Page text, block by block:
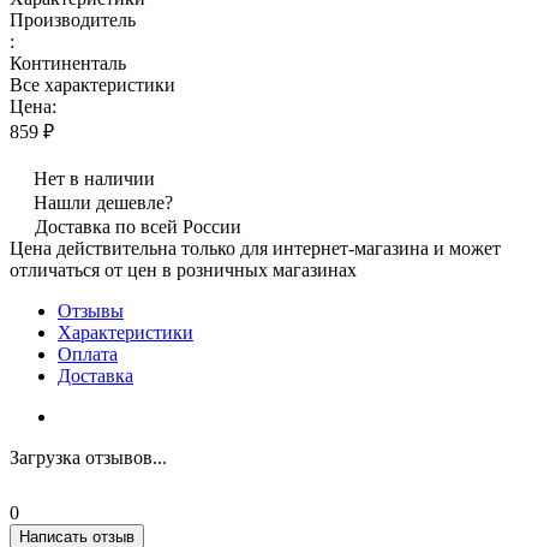
Производитель
:
Континенталь
Все характеристики
Цена:
859 ₽
Нет в наличии
Нашли дешевле?
Доставка по всей России
Цена действительна только для интернет-магазина и может
отличаться от цен в розничных магазинах
Отзывы
Характеристики
Оплата
Доставка
Загрузка отзывов...
0
Написать отзыв